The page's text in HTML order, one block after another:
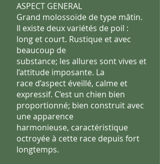
ASPECT GENERAL
Grand molossoïde de type mâtin.
Il existe deux variétés de poil :
long et court. Rustique et avec
beaucoup de
substance; les allures sont vives et
l’attitude imposante. La
race d’aspect éveillé, calme et
expressif. C’est un chien bien
proportionné; bien construit avec
une apparence
harmonieuse, caractéristique
octroyée à cette race depuis fort
longtemps.